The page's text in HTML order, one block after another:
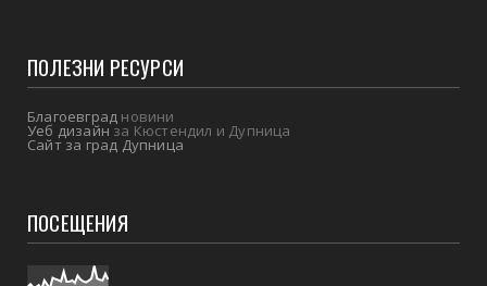
ПОЛЕЗНИ РЕСУРСИ
Благоевград новини
Уеб дизайнза Кюстендил и Дупница
Сайт за град Дупница
ПОСЕЩЕНИЯ